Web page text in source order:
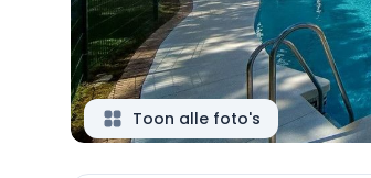
Toon alle foto's